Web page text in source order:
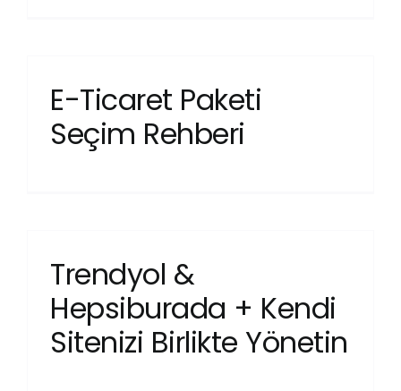
E-Ticaret Paketi
Seçim Rehberi
Trendyol &
Hepsiburada + Kendi
Sitenizi Birlikte Yönetin